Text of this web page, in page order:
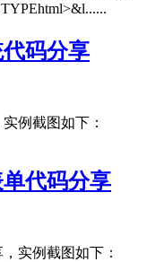
码分享
例截图如下：
代码分享
实例截图如下：